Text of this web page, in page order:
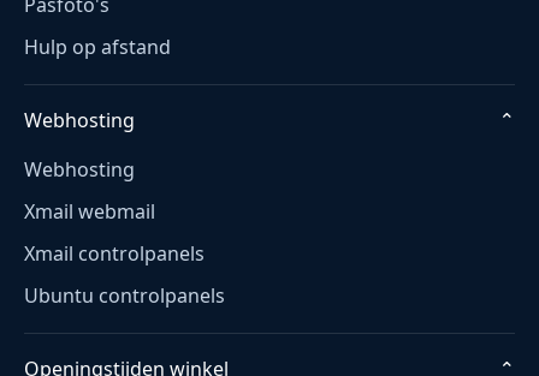
Hulp op afstand
Webhosting
⌄
Webhosting
Xmail webmail
Xmail controlpanels
Ubuntu controlpanels
Openingstijden winkel ⌄